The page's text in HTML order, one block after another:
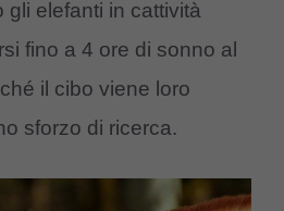
gli elefanti in cattività
fino a 4 ore di sonno al
il cibo viene loro
sforzo di ricerca.